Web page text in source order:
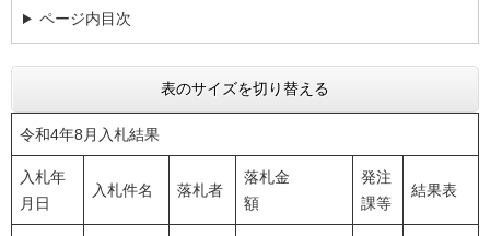
ページ内目次
表のサイズを切り替える
令和4年8月入札結果
入札年
月日
入札件名 落札者
落札金
額
発注
課等
結果表